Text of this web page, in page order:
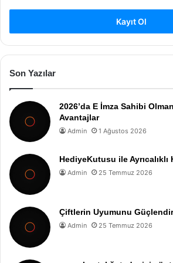
Kayıt Ol
Son Yazılar
2026’da E İmza Sahibi
Avantajlar
Admin 1 Ağustos 2026
HediyeKutusu ile
Admin 25 Temmuz 2026
Çiftlerin Uyumunu
Admin 25 Temmuz 2026